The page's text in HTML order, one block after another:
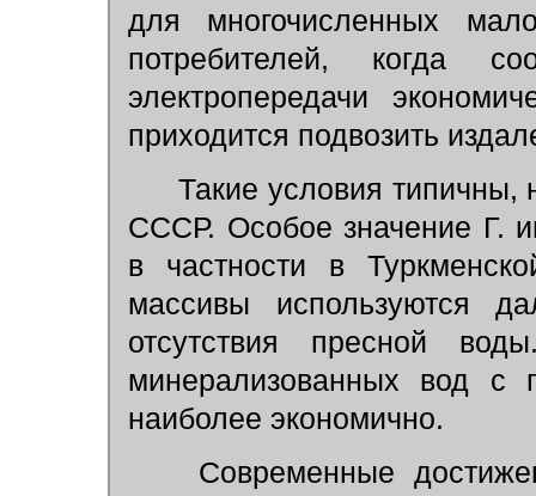
для многочисленных
потребителей, когда
электропередачи
приходится подвозить
Такие условия
СССР. Особое значение Г.
в частности в
массивы используются
отсутствия пресной
минерализованных вод с
наиболее экономично.
Современные